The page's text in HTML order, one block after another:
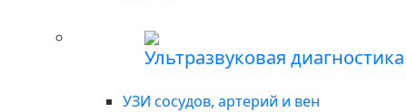
Ультразвуковая диагностика
УЗИ сосудов, артерий и вен